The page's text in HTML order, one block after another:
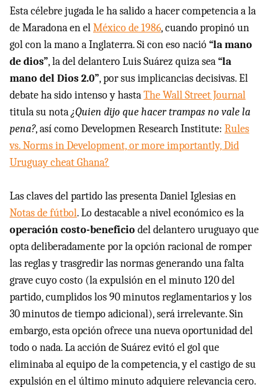
Esta célebre jugada le ha salido a hacer competencia a la
de Maradona en elMéxico de 1986, cuando propinó un
gol con la mano a Inglaterra. Si con eso nació“la mano
de dios”, la del delantero Luis Suárez quiza sea“la
mano del Dios 2.0”, por sus implicancias decisivas. El
debate ha sido intenso y hastaThe Wall Street Journal
titula su nota¿Quien dijo que hacer trampas no vale la
pena?, así como Developmen Research Institute: Rules
vs. Norms in Development, or more importantly, Did
Uruguay cheat Ghana?
Las claves del partido las presenta Daniel Iglesias en
Notas de fútbol. Lo destacable a nivel económico es la
operación costo-beneficio del delantero uruguayo que
opta deliberadamente por la opción racional de romper
las reglas y trasgredir las normas generando una falta
grave cuyo costo (la expulsión en el minuto 120 del
partido, cumplidos los 90 minutos reglamentarios y los
30 minutos de tiempo adicional), será irrelevante. Sin
embargo, esta opción ofrece una nueva oportunidad del
todo o nada. La acción de Suárez evitó el gol que
eliminaba al equipo de la competencia, y el castigo de su
expulsión en el último minuto adquiere relevancia cero.